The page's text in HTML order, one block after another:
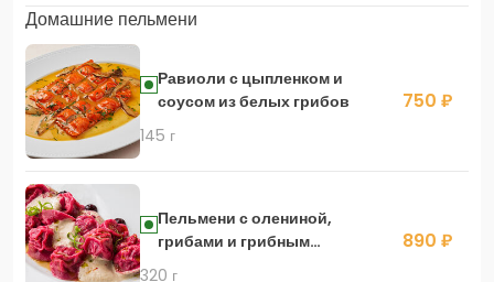
Домашние пельмени
Равиоли с цыпленком и
соусом из белых грибов
145 г
750 ₽
Пельмени с олениной,
грибами и грибным
кремом
320 г
890 ₽